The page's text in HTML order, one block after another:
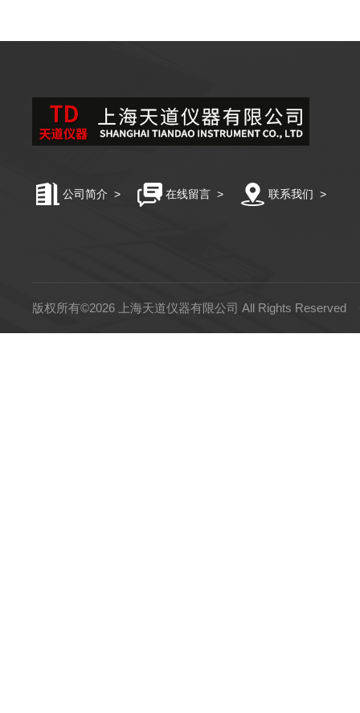
公司简介 > 在线留言 > 联系我们 >
版权所有©2026 上海天道仪器有限公司 All Rights Reserved